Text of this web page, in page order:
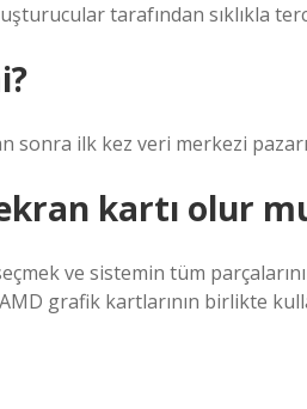
tarafından sıklıkla
sonra ilk kez veri merkezi
kartı olur
ve sistemin tüm
grafik kartlarının birlikte